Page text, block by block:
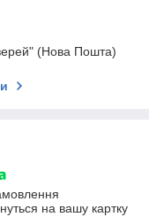
(Нова Пошта)
на вашу картку